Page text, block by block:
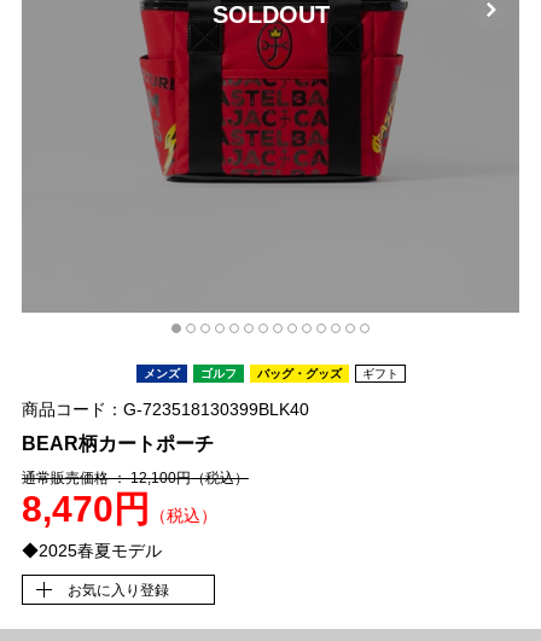
SOLDOUT
メンズ ゴルフ バッグ・グッズ ギフト
商品コード：G-723518130399BLK40
BEAR柄カートポーチ
通常販売価格 ： 12,100円（税込）
8,470円
（税込）
◆2025春夏モデル
お気に入り登録